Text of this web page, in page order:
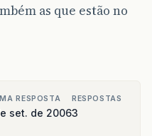
as que estão no
RESPOSTA
set. de 2006
RESPOSTAS
3